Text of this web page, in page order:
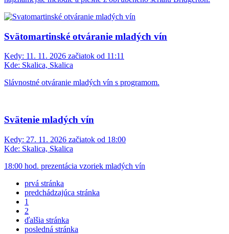
Svätomartinské otváranie mladých vín
Kedy: 11. 11. 2026 začiatok od 11:11
Kde: Skalica, Skalica
Slávnostné otváranie mladých vín s programom.
Svätenie mladých vín
Kedy: 27. 11. 2026 začiatok od 18:00
Kde: Skalica, Skalica
18:00 hod. prezentácia vzoriek mladých vín
prvá stránka
predchádzajúca stránka
1
2
ďalšia stránka
posledná stránka